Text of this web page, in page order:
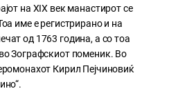
на XIX век манастирот се
име е регистрирано и на
од 1763 година, а со тоа
Зографскиот поменик. Во
Кирил Пејчиновиќ